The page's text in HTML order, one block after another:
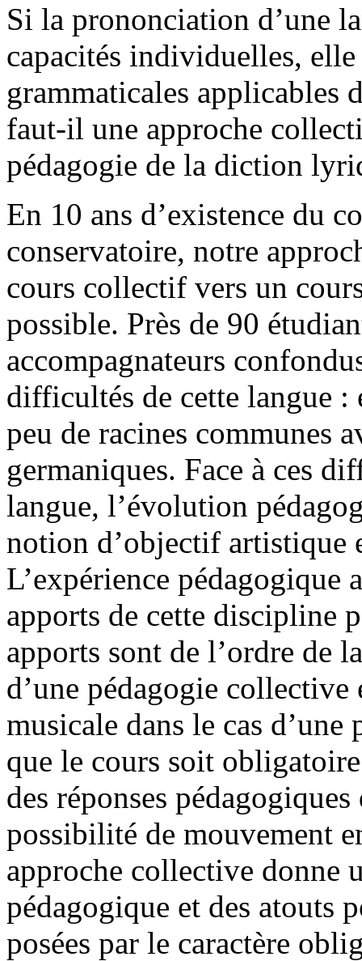
Si la prononciation d’une
capacités individuelles,
grammaticales applicables
faut-il une approche
pédagogie de la diction
En 10 ans d’existence du
conservatoire, notre
cours collectif vers un
possible. Près de 90
accompagnateurs
difficultés de cette langue
peu de racines communes
germaniques. Face à ces
langue, l’évolution
notion d’objectif artistique
L’expérience pédagogique
apports de cette discipline
apports sont de l’ordre de
d’une pédagogie
musicale dans le cas
que le cours soit
des réponses
possibilité de mouvement
approche collective donne
pédagogique et des atouts
posées par le caractère